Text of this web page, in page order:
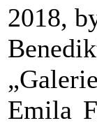
2018,
Emila